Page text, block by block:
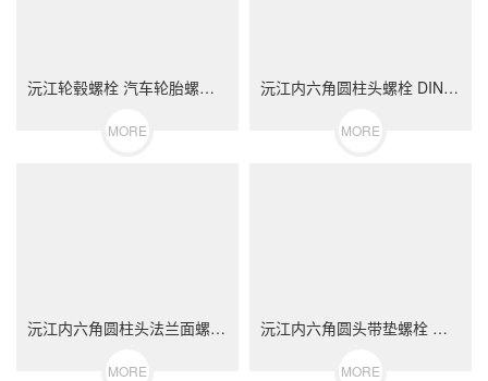
沅江轮毂螺栓 汽车轮胎螺丝 不锈钢（304/316）碳钢 合金钢
MORE
沅江内六角圆柱头螺栓 DIN912 不锈钢（304/316）碳钢 合金钢
MORE
沅江内六角圆柱头法兰面螺栓 不锈钢（304/316）碳钢 合金钢
MORE
沅江内六角圆头带垫螺栓 不锈钢（304/316）碳钢 合金钢
MORE